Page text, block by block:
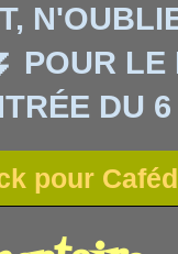
POUR
DU
pour